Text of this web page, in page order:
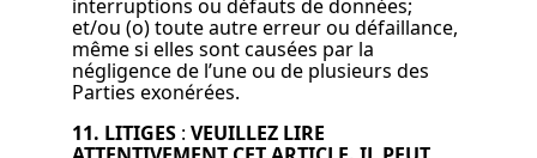
interruptions ou défauts de données;
et/ou (o) toute autre erreur ou défaillance,
même si elles sont causées par la
négligence de l’une ou de plusieurs des
Parties exonérées.
11. LITIGES : VEUILLEZ LIRE